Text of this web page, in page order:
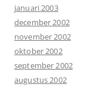
januari 2003
december 2002
november 2002
oktober 2002
september 2002
augustus 2002